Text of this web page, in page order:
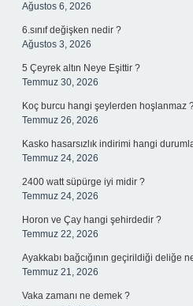
Ağustos 6, 2026
6.sınıf değişken nedir ?
Ağustos 3, 2026
5 Çeyrek altın Neye Eşittir ?
Temmuz 30, 2026
Koç burcu hangi şeylerden hoşlanmaz
Temmuz 26, 2026
Kasko hasarsızlık indirimi hangi
Temmuz 24, 2026
2400 watt süpürge iyi midir ?
Temmuz 24, 2026
Horon ve Çay hangi şehirdedir ?
Temmuz 22, 2026
Ayakkabı bağcığının geçirildiği deliğe
Temmuz 21, 2026
Vaka zamanı ne demek ?